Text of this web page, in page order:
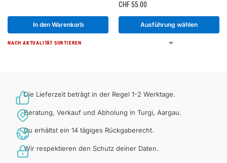
In den Warenkorb
CHF55.00
Ausführung wählen
Die Lieferzeit beträgt in der Regel 1-2 Werktage.
Beratung, Verkauf und Abholung in Turgi, Aargau.
Du erhältst ein 14 tägiges Rückgaberecht.
Wir respektieren den Schutz deiner Daten.